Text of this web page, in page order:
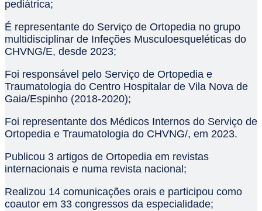
pediátrica;
É representante do Serviço de Ortopedia no grupo
multidisciplinar de Infeções Musculoesqueléticas do
CHVNG/E, desde 2023;
Foi responsável pelo Serviço de Ortopedia e
Traumatologia do Centro Hospitalar de Vila Nova de
Gaia/Espinho (2018-2020);
Foi representante dos Médicos Internos do Serviço de
Ortopedia e Traumatologia do CHVNG/, em 2023.
Publicou 3 artigos de Ortopedia em revistas
internacionais e numa revista nacional;
Realizou 14 comunicações orais e participou como
coautor em 33 congressos da especialidade;